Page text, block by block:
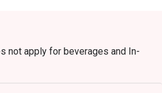
not apply for beverages and In-